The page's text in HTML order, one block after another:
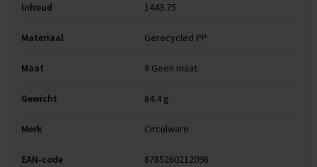
Inhoud 1443.75
Materiaal Gerecycled PP
Maat # Geen maat
Gewicht 84.4 g
Merk Circulware
EAN-code 8785260212098